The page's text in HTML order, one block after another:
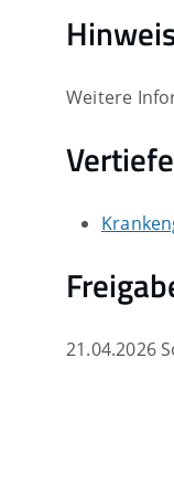
Weitere
21.04.2026